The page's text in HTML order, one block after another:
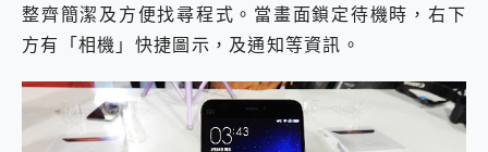
整齊簡潔及方便找尋程式。當畫面鎖定待機時，右下
方有「相機」快捷圖示，及通知等資訊。